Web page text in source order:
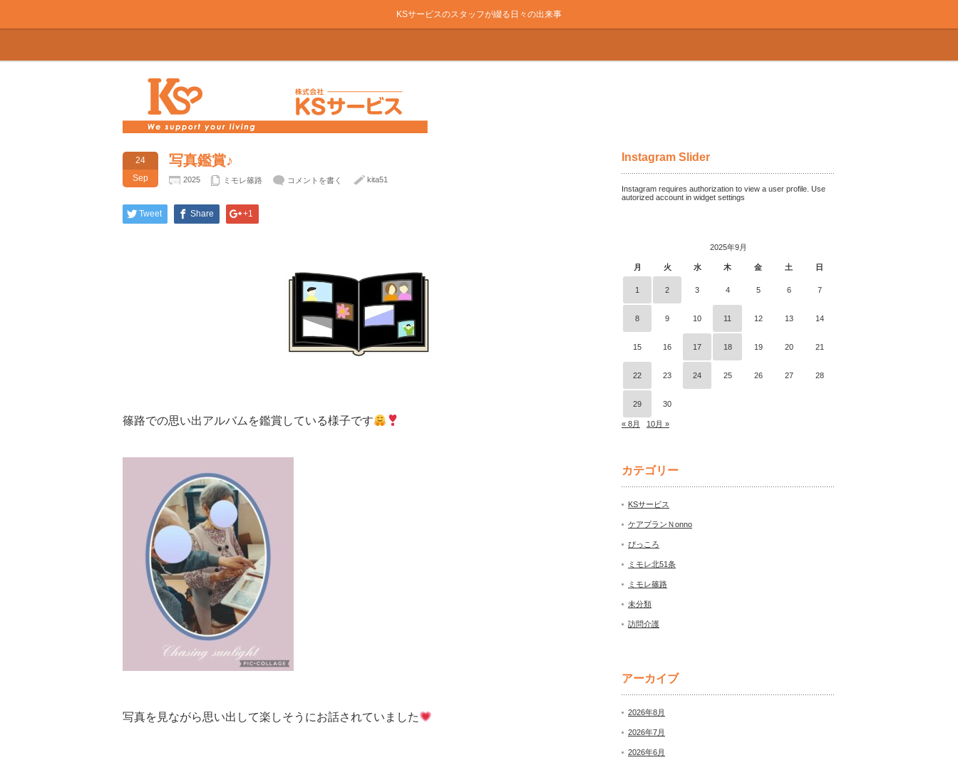
KSサービスのスタッフが綴る日々の出来事
24
Sep
写真鑑賞♪
2025 ミモレ篠路 コメントを書く kita51
Tweet Share +1
篠路での思い出アルバムを鑑賞している様子です
写真を見ながら思い出して楽しそうにお話されていました
Instagram Slider
Instagram requires authorization to view a user profile. Use
autorized account in widget settings
2025年9月
月 火 水 木 金 土 日
1 2 3 4 5 6 7
8 9 10 11 12 13 14
15 16 17 18 19 20 21
22 23 24 25 26 27 28
29 30
« 8月 10月 »
カテゴリー
KSサービス
ケアプランＮonno
ぴっころ
ミモレ北51条
ミモレ篠路
未分類
訪問介護
アーカイブ
2026年8月
2026年7月
2026年6月